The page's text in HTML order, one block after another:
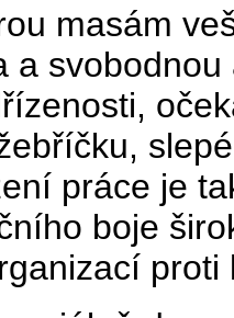
masám
a
práce je
boje